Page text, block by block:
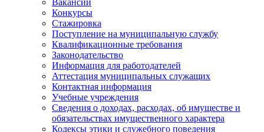
Конкурсы
Стажировка
Поступление на муниципальную службу
Квалификационные требования
Законодательство
Информация для работодателей
Аттестация муниципальных служащих
Контактная информация
Учебные учреждения
Сведения о доходах, расходах, об имуществе и
обязательствах имущественного характера
Кодексы этики и служебного поведения